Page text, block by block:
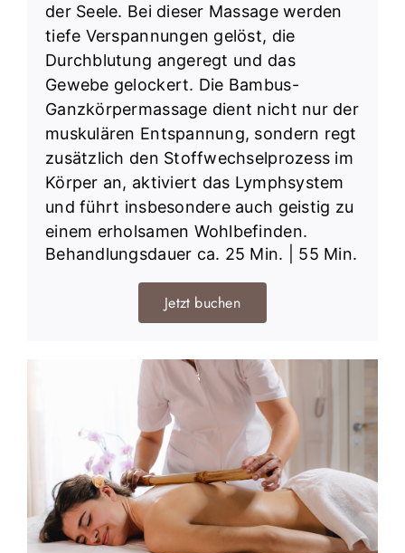
der Seele. Bei dieser Massage werden
tiefe Verspannungen gelöst, die
Durchblutung angeregt und das
Gewebe gelockert. Die Bambus-
Ganzkörpermassage dient nicht nur der
muskulären Entspannung, sondern regt
zusätzlich den Stoffwechselprozess im
Körper an, aktiviert das Lymphsystem
und führt insbesondere auch geistig zu
einem erholsamen Wohlbefinden.
Behandlungsdauer ca. 25 Min. | 55 Min.
Jetzt buchen